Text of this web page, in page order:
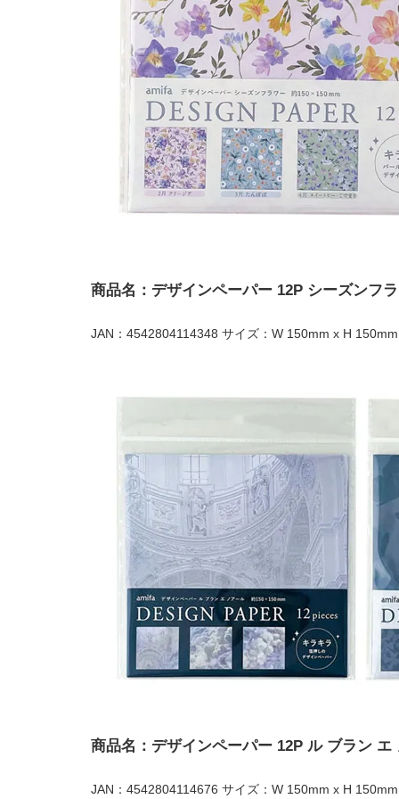
商品名：デザインペーパー 12P シーズンフ
JAN：4542804114348 サイズ：W 150mm x H 150mm
商品名：デザインペーパー 12P ル ブラン エ
JAN：4542804114676 サイズ：W 150mm x H 150mm